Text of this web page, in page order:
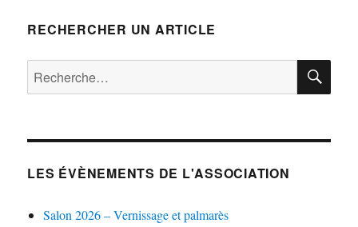
RECHERCHER UN ARTICLE
Recherche
pour :
LES ÉVÈNEMENTS DE L'ASSOCIATION
Salon 2026 – Vernissage et palmarès